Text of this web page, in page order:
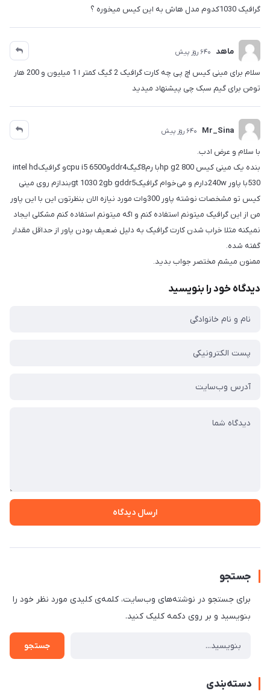
گرافیک 1030کدوم مدل هاش به این کیس میخوره ؟
ماهد 640 روز پیش
سلام برای مینی کیس اچ پی چه کارت گرافیک 2 گیگ کمتر ا 1 میلیون و 200 هار
تومن برای گیم سبک چی پیشنهاد میدید
Mr_Sina 640 روز پیش
با سلام و عرض ادب.
بنده یک مینی کیس hp g2 800با رم8گیگddr4وcpu i5 6500و گرافیکintel hd
530با پاور 240wدارم و می‌خوام گرافیکgt 1030 2gb gddr5بندازم روی مینی
کیس تو مشخصات نوشته پاور 300وات مورد نیازه الان بنظرتون این با این پاور
من از این گرافیک میتونم استفاده کنم و اگه میتونم استفاده کنم مشکلی ایجاد
نمیکنه مثلا خراب شدن کارت گرافیک به دلیل ضعیف بودن پاور از حداقل مقدار
گفته شده.
ممنون میشم مختصر جواب بدید.
دیدگاه خود را بنویسید
ارسال دیدگاه
جستجو
برای جستجو در نوشته‌های وب‌سایت، کلمه‌ی کلیدی مورد نظر خود را
بنویسید و بر روی دکمه کلیک کنید.
جستجو
دسته‌بندی